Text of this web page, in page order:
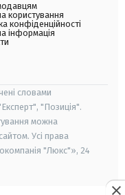
користування
конфіденційності
інформація
словами
"Позиція".
можна
Усі права
"Люкс"», 24